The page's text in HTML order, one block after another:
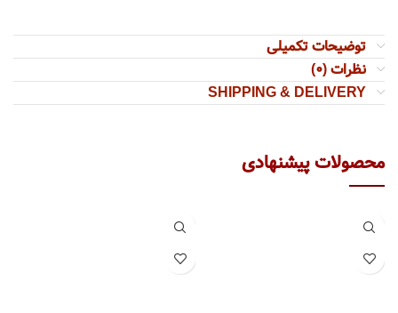
توضیحات تکمیلی
نظرات (0)
SHIPPING & DELIVERY